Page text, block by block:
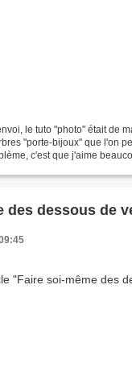
le tuto "photo" était de
"porte-bijoux" que l'on
c'est que j'aime
des dessous de